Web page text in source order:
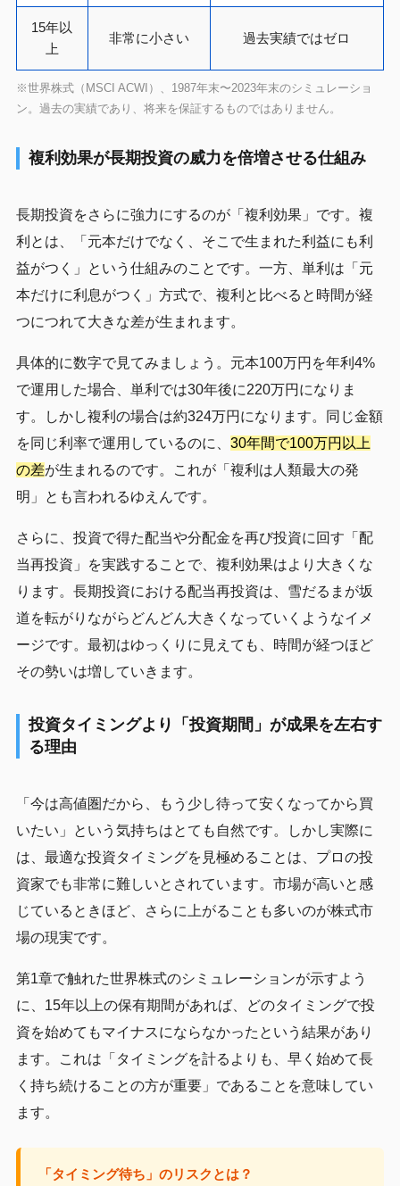
15年以
上
非常に小さい 過去実績ではゼロ
※世界株式（MSCI ACWI）、1987年末〜2023年末のシミュレーショ
ン。過去の実績であり、将来を保証するものではありません。
複利効果が長期投資の威力を倍増させる仕組み
長期投資をさらに強力にするのが「複利効果」です。複
利とは、「元本だけでなく、そこで生まれた利益にも利
益がつく」という仕組みのことです。一方、単利は「元
本だけに利息がつく」方式で、複利と比べると時間が経
つにつれて大きな差が生まれます。
具体的に数字で見てみましょう。元本100万円を年利4%
で運用した場合、単利では30年後に220万円になりま
す。しかし複利の場合は約324万円になります。同じ金額
を同じ利率で運用しているのに、 30年間で100万円以上
の差が生まれるのです。これが「複利は人類最大の発
明」とも言われるゆえんです。
さらに、投資で得た配当や分配金を再び投資に回す「配
当再投資」を実践することで、複利効果はより大きくな
ります。長期投資における配当再投資は、雪だるまが坂
道を転がりながらどんどん大きくなっていくようなイメ
ージです。最初はゆっくりに見えても、時間が経つほど
その勢いは増していきます。
投資タイミングより「投資期間」が成果を左右す
る理由
「今は高値圏だから、もう少し待って安くなってから買
いたい」という気持ちはとても自然です。しかし実際に
は、最適な投資タイミングを見極めることは、プロの投
資家でも非常に難しいとされています。市場が高いと感
じているときほど、さらに上がることも多いのが株式市
場の現実です。
第1章で触れた世界株式のシミュレーションが示すよう
に、15年以上の保有期間があれば、どのタイミングで投
資を始めてもマイナスにならなかったという結果があり
ます。これは「タイミングを計るよりも、早く始めて長
く持ち続けることの方が重要」であることを意味してい
ます。
「タイミング待ち」のリスクとは？